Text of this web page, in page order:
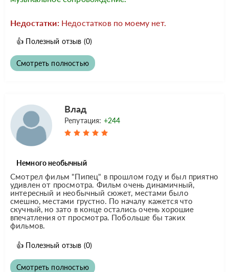
Недостатки: Недостатков по моему нет.
👍 Полезный отзыв (0)
Смотреть полностью
Влад
Репутация: +244
Немного необычный
Смотрел фильм "Пипец" в прошлом году и был приятно
удивлен от просмотра. Фильм очень динамичный,
интересный и необычный сюжет, местами было
смешно, местами грустно. По началу кажется что
скучный, но зато в конце остались очень хорошие
впечатления от просмотра. Побольше бы таких
фильмов.
👍 Полезный отзыв (0)
Смотреть полностью